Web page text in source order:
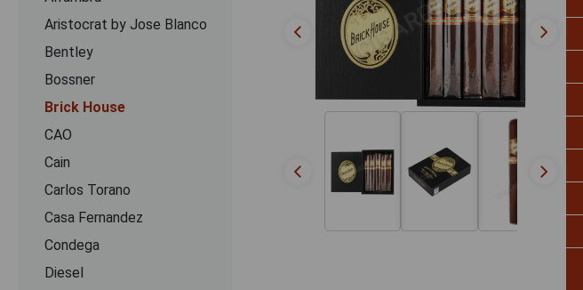
Aristocrat by Jose Blanco
Bentley
Bossner
Brick House
CAO
Cain
Carlos Torano
Casa Fernandez
Condega
Diesel